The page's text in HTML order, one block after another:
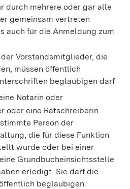
durch mehrere oder gar alle
gemeinsam vertreten
auch für die Anmeldung zum
Vorstandsmitglieder, die
müssen öffentlich
beglaubigen darf
Notarin oder
oder eine Ratschreiberin
Person der
die für diese Funktion
wurde oder bei einer
Grundbucheinsichtsstelle
erledigt. Sie darf die
beglaubigen.